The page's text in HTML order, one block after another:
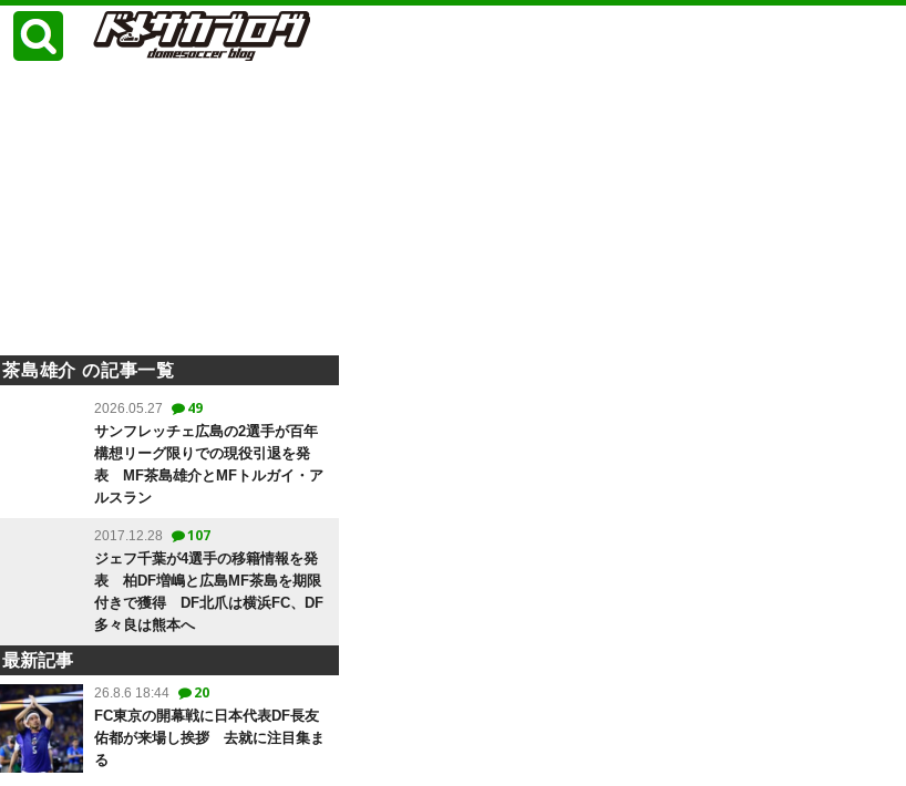
茶島雄介 の記事一覧
2026.05.27 49
サンフレッチェ広島の2選手が百年
構想リーグ限りでの現役引退を発
表 MF茶島雄介とMFトルガイ・ア
ルスラン
2017.12.28 107
ジェフ千葉が4選手の移籍情報を発
表 柏DF増嶋と広島MF茶島を期限
付きで獲得 DF北爪は横浜FC、DF
多々良は熊本へ
最新記事
26.8.6 18:44 20
FC東京の開幕戦に日本代表DF長友
佑都が来場し挨拶 去就に注目集ま
る